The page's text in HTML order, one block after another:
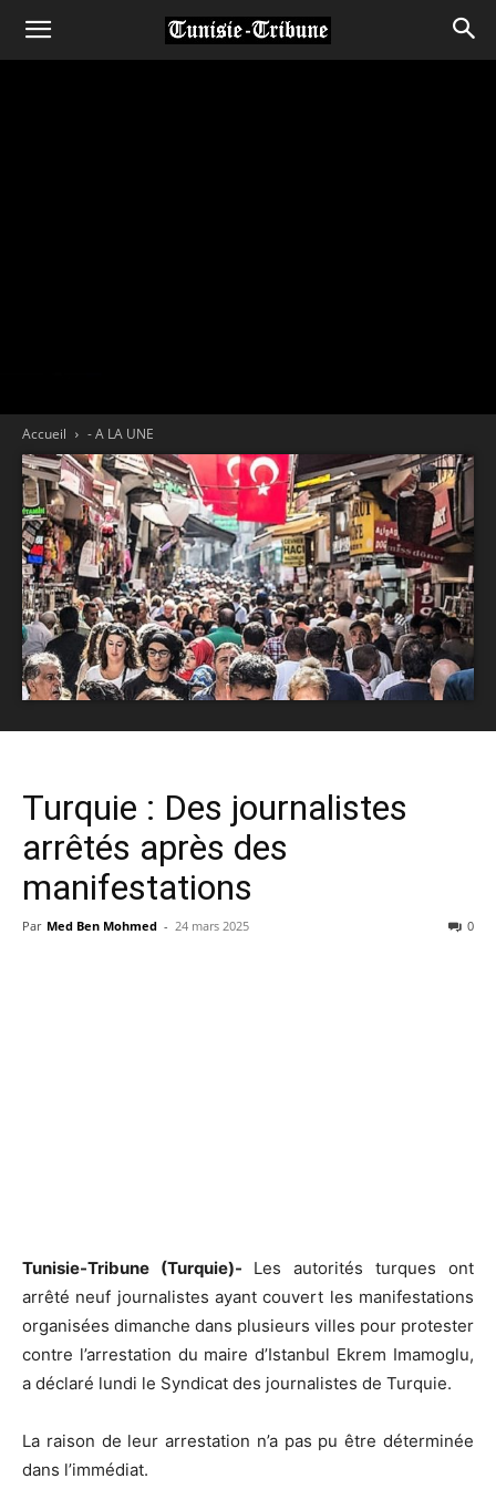
Accueil - A LA UNE
Turquie : Des journalistes
arrêtés après des
manifestations
Par Med Ben Mohmed - 24 mars 2025 0
Tunisie-Tribune (Turquie)- Les autorités turques ont
arrêté neuf journalistes ayant couvert les manifestations
organisées dimanche dans plusieurs villes pour protester
contre l’arrestation du maire d’Istanbul Ekrem Imamoglu,
a déclaré lundi le Syndicat des journalistes de Turquie.
La raison de leur arrestation n’a pas pu être déterminée
dans l’immédiat.